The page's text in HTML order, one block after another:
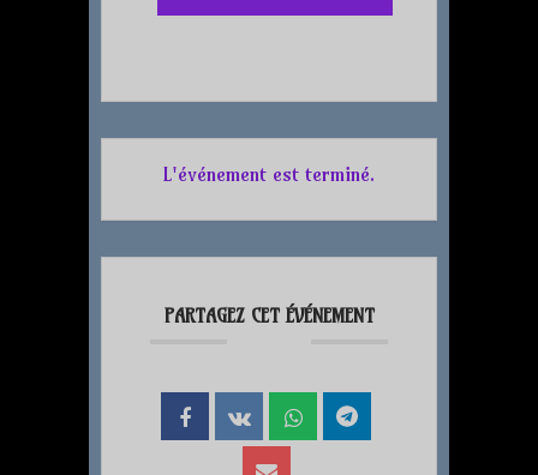
L'événement est terminé.
PARTAGEZ CET ÉVÉNEMENT